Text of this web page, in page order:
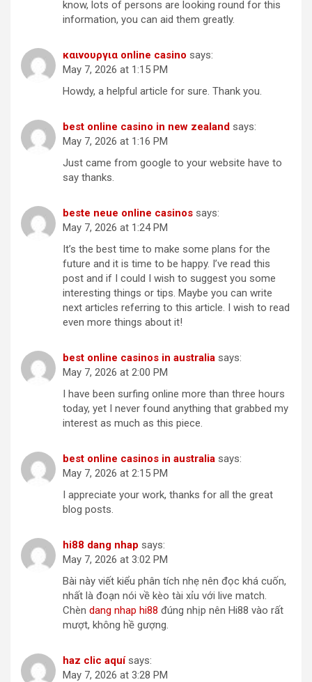
know, lots of persons are looking round for this
information, you can aid them greatly.
καινουργια online casino says:
May 7, 2026 at 1:15 PM
Howdy, a helpful article for sure. Thank you.
best online casino in new zealand says:
May 7, 2026 at 1:16 PM
Just came from google to your website have to
say thanks.
beste neue online casinos says:
May 7, 2026 at 1:24 PM
It’s the best time to make some plans for the
future and it is time to be happy. I’ve read this
post and if I could I wish to suggest you some
interesting things or tips. Maybe you can write
next articles referring to this article. I wish to read
even more things about it!
best online casinos in australia says:
May 7, 2026 at 2:00 PM
I have been surfing online more than three hours
today, yet I never found anything that grabbed my
interest as much as this piece.
best online casinos in australia says:
May 7, 2026 at 2:15 PM
I appreciate your work, thanks for all the great
blog posts.
hi88 dang nhap says:
May 7, 2026 at 3:02 PM
Bài này viết kiểu phân tích nhẹ nên đọc khá cuốn,
nhất là đoạn nói về kèo tài xỉu với live match.
Chèn dang nhap hi88 đúng nhịp nên Hi88 vào rất
mượt, không hề gượng.
haz clic aquí says:
May 7, 2026 at 3:28 PM